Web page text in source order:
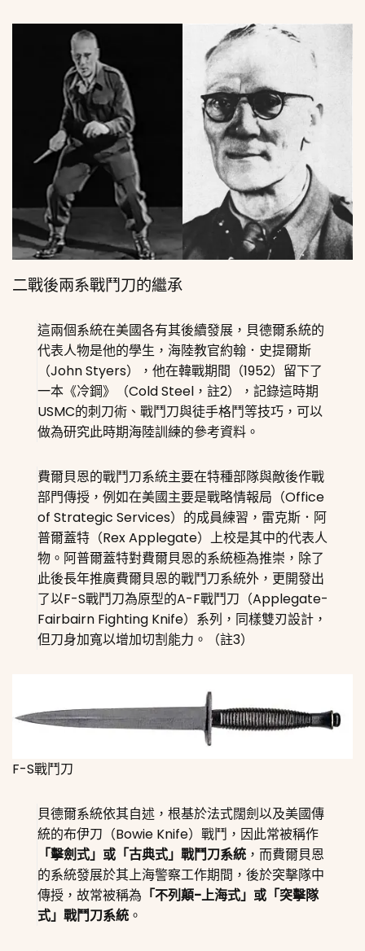
二戰後兩系戰鬥刀的繼承
這兩個系統在美國各有其後續發展，貝德爾系統的
代表人物是他的學生，海陸教官約翰．史提爾斯
（John Styers），他在韓戰期間（1952）留下了
一本《冷鋼》（Cold Steel，註2），記錄這時期
USMC的刺刀術、戰鬥刀與徒手格鬥等技巧，可以
做為研究此時期海陸訓練的參考資料。
費爾貝恩的戰鬥刀系統主要在特種部隊與敵後作戰
部門傳授，例如在美國主要是戰略情報局（Office
of Strategic Services）的成員練習，雷克斯．阿
普爾蓋特（Rex Applegate）上校是其中的代表人
物。阿普爾蓋特對費爾貝恩的系統極為推崇，除了
此後長年推廣費爾貝恩的戰鬥刀系統外，更開發出
了以F-S戰鬥刀為原型的A-F戰鬥刀（Applegate-
Fairbairn Fighting Knife） 系列，同樣雙刃設計，
但刀身加寬以增加切割能力。（註3）
F-S戰鬥刀
貝德爾系統依其自述，根基於法式闊劍以及美國傳
統的布伊刀（Bowie Knife）戰鬥，因此常被稱作
「擊劍式」或「古典式」戰鬥刀系統 ，而費爾貝恩
的系統發展於其上海警察工作期間，後於突擊隊中
傳授，故常被稱為 「不列顛-上海式」或「突擊隊
式」戰鬥刀系統 。